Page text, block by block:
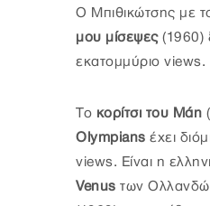
Ο Μπιθικώτσης με
μου μίσεψες(1960)
εκατομμύριο views.
Το κορίτσι του Μάη
Olympians έχει
views. Είναι η
Venus των